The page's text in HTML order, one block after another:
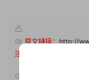
原文鏈接：http://
注明出處。